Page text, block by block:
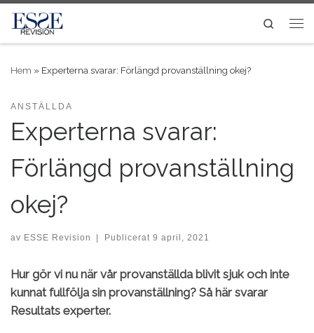
Skip to content
Search
Hem » Experterna svarar: Förlängd provanställning okej?
ANSTÄLLDA
Experterna svarar:
Förlängd provanställning
okej?
av ESSE Revision Publicerat 9 april, 2021
Hur gör vi nu när vår provanställda blivit sjuk och inte
kunnat fullfölja sin provanställning? Så här svarar
Resultats experter.